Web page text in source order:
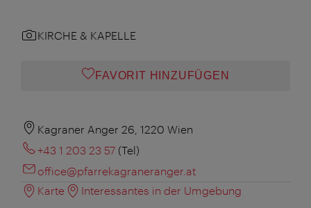
KIRCHE & KAPELLE
FAVORIT HINZUFÜGEN
Kagraner Anger 26, 1220 Wien
+43 1 203 23 57 (Tel)
office@pfarrekagraneranger.at
Karte
Interessantes in der Umgebung